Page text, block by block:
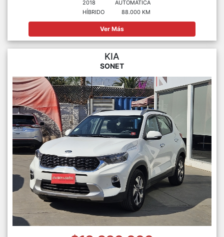
2018
HÍBRIDO
AUTOMÁTICA
88.000 KM
Ver Más
KIA
SONET